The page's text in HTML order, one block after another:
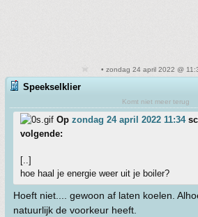
• zondag 24 april 2022 @
Speekselklier
Komt niet meer terug
Op zondag 24 april 2022 11:34
volgende:
[..]
hoe haal je energie weer uit je boiler?
Hoeft niet.... gewoon af laten koelen.
natuurlijk de voorkeur heeft.